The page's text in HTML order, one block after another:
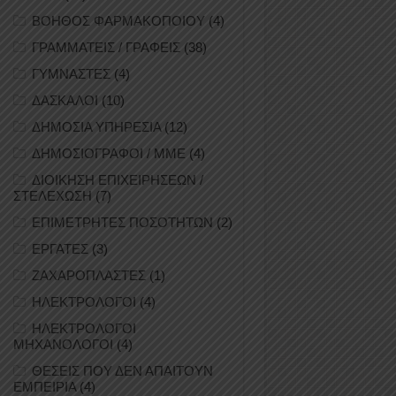
ΒΟΗΘΟΣ ΦΑΡΜΑΚΟΠΟΙΟΥ (4)
ΓΡΑΜΜΑΤΕΙΣ / ΓΡΑΦΕΙΣ (38)
ΓΥΜΝΑΣΤΕΣ (4)
ΔΑΣΚΑΛΟΙ (10)
ΔΗΜΟΣΙΑ ΥΠΗΡΕΣΙΑ (12)
ΔΗΜΟΣΙΟΓΡΑΦΟΙ / ΜΜΕ (4)
ΔΙΟΙΚΗΣΗ ΕΠΙΧΕΙΡΗΣΕΩΝ /
ΣΤΕΛΕΧΩΣΗ (7)
ΕΠΙΜΕΤΡΗΤΕΣ ΠΟΣΟΤΗΤΩΝ (2)
ΕΡΓΑΤΕΣ (3)
ΖΑΧΑΡΟΠΛΑΣΤΕΣ (1)
ΗΛΕΚΤΡΟΛΟΓΟΙ (4)
ΗΛΕΚΤΡΟΛΟΓΟΙ
ΜΗΧΑΝΟΛΟΓΟΙ (4)
ΘΕΣΕΙΣ ΠΟΥ ΔΕΝ ΑΠΑΙΤΟΥΝ
ΕΜΠΕΙΡΙΑ(4)